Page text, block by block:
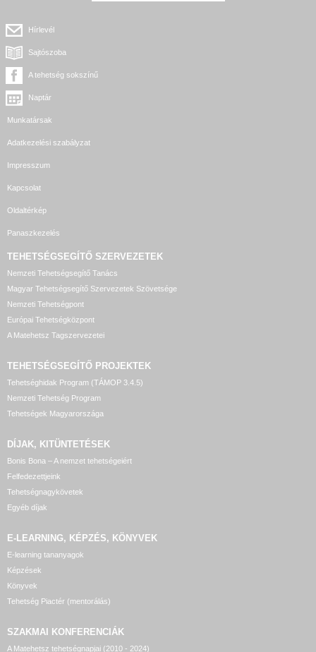
Hírlevél
Sajtószoba
A tehetség sokszínű
Naptár
Munkatársak
Adatkezelési szabályzat
Impresszum
Kapcsolat
Oldaltérkép
Panaszkezelés
TEHETSÉGSEGÍTŐ SZERVEZETEK
Nemzeti Tehetségsegítő Tanács
Magyar Tehetségsegítő Szervezetek Szövetsége
Nemzeti Tehetségpont
Európai Tehetségközpont
A Matehetsz Tagszervezetei
TEHETSÉGSEGÍTŐ PROJEKTEK
Tehetséghidak Program (TÁMOP 3.4.5)
Nemzeti Tehetség Program
Tehetségek Magyarországa
DÍJAK, KITÜNTETÉSEK
Bonis Bona – A nemzet tehetségeiért
Felfedezettjeink
Tehetségnagykövetek
Egyéb díjak
E-LEARNING, KÉPZÉS, KÖNYVEK
E-learning tananyagok
Képzések
Könyvek
Tehetség Piactér (mentorálás)
SZAKMAI KONFERENCIÁK
A Matehetsz tehetségnapjai (2010 - 2024)